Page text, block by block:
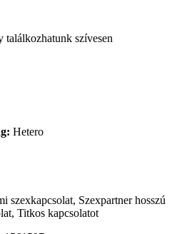
találkozhatunk szívesen
Hetero
szexkapcsolat, Szexpartner hosszú
Titkos kapcsolatot